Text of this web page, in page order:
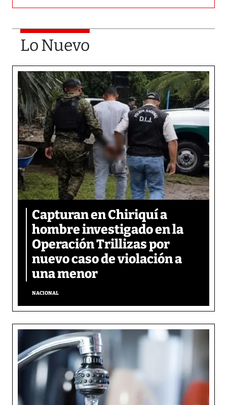
Lo Nuevo
Capturan en Chiriquí a
hombre investigado en la
Operación Trillizas por
nuevo caso de violación a
una menor
NACIONAL